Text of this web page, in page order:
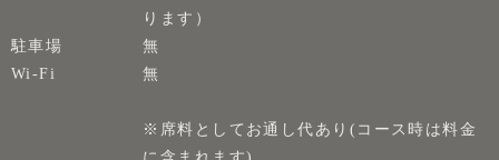
ります）
駐車場
無
Wi-Fi
無
※席料としてお通し代あり(コース時は料金
に含まれます)